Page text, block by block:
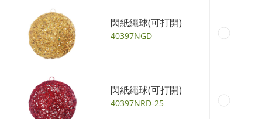
閃紙繩球(可打開)
40397NGD
閃紙繩球(可打開)
40397NRD-25